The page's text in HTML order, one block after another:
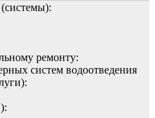
ремонту:
систем водоотведения